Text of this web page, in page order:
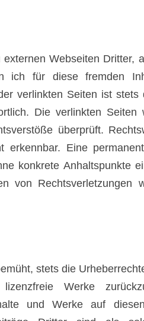
Webseiten Dritter,
ich für diese fremden
verlinkten Seiten ist stets
Die verlinkten Seiten
überprüft.
erkennbar. Eine
konkrete Anhaltspunkte
von Rechtsverletzungen
stets die
Werke
und Werke auf